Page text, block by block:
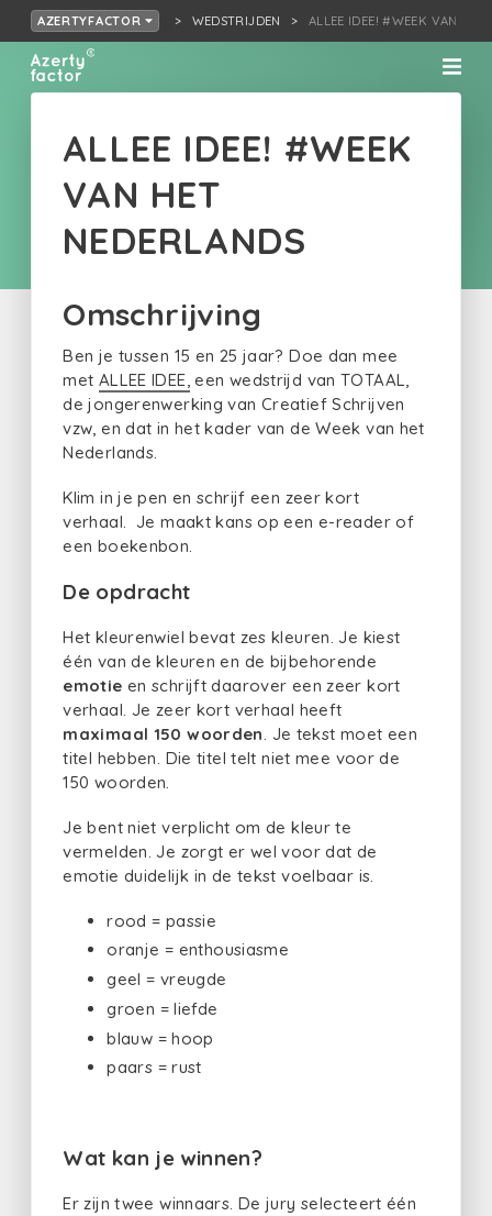
AZERTYFACTOR WEDSTRIJDEN ALLEE IDEE! #WEEK VAN HET
ALLEE IDEE! #WEEK
VAN HET
NEDERLANDS
Omschrijving
Ben je tussen 15 en 25 jaar? Doe dan mee
met ALLEE IDEE,een wedstrijd van TOTAAL,
de jongerenwerking van Creatief Schrijven
vzw, en dat in het kader van de Week van het
Nederlands.
Klim in je pen en schrijf een zeer kort
verhaal. Je maakt kans op een e-reader of
een boekenbon.
De opdracht
Het kleurenwiel bevat zes kleuren. Je kiest
één van de kleuren en de bijbehorende
emotie en schrijft daarover een zeer kort
verhaal. Je zeer kort verhaal heeft
maximaal 150 woorden. Je tekst moet een
titel hebben. Die titel telt niet mee voor de
150 woorden.
Je bent niet verplicht om de kleur te
vermelden. Je zorgt er wel voor dat de
emotie duidelijk in de tekst voelbaar is.
rood = passie
oranje = enthousiasme
geel = vreugde
groen = liefde
blauw = hoop
paars = rust
Wat kan je winnen?
Er zijn twee winnaars. De jury selecteert één